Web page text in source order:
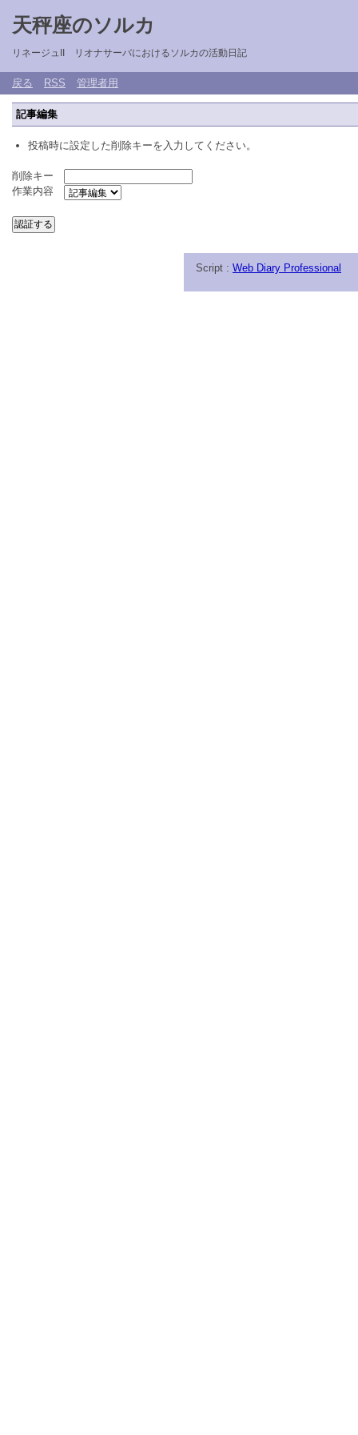
天秤座のソルカ
リネージュII リオナサーバにおけるソルカの活動日記
戻る RSS 管理者用
記事編集
投稿時に設定した削除キーを入力してください。
削除キー
作業内容
Script : Web Diary Professional